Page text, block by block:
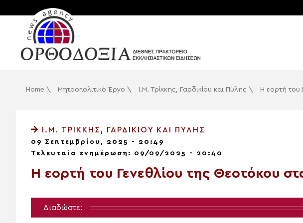
Home \ Μητροπολιτικό Έργο \ Ι.Μ. Τρίκκης, Γαρδικίου και Πύλης \ Η εορτή του
Ι.Μ. ΤΡΊΚΚΗΣ, ΓΑΡΔΙΚΊΟΥ ΚΑΙ ΠΎΛΗΣ
09 Σεπτεμβρίου, 2025 - 20:49
Τελευταία ενημέρωση: 09/09/2025 - 20:40
Η εορτή του Γενεθλίου της Θεοτόκου
Διαδώστε: